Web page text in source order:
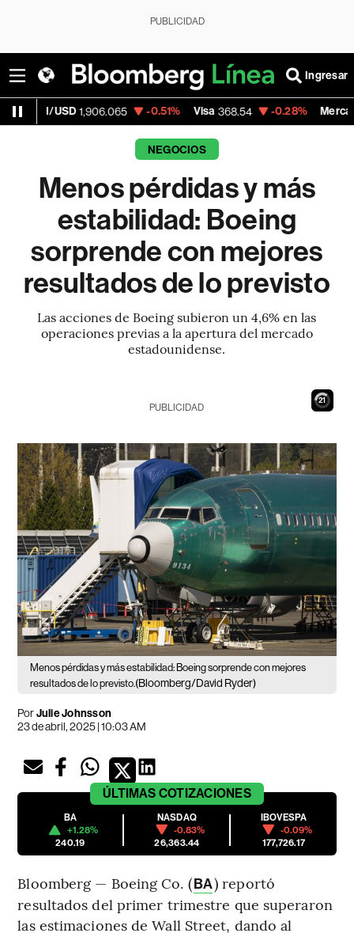
PUBLICIDAD
Ingresar
1,906.065 -0.51% Visa 368.54 -0.28% MercadoLibre
NEGOCIOS
Menos pérdidas y más
estabilidad: Boeing
sorprende con mejores
resultados de lo previsto
Las acciones de Boeing subieron un 4,6% en las
operaciones previas a la apertura del mercado
estadounidense.
20
PUBLICIDAD
Menos pérdidas y más estabilidad: Boeing sorprende con mejores
resultados de lo previsto.(Bloomberg/David Ryder)
PorJulie Johnsson
23 de abril, 2025 | 10:03 AM
ÚLTIMAS COTIZACIONES
BA
+1.28%
240.19
NASDAQ
-0.83%
26,363.44
IBOVESPA
-0.09%
177,726.17
Bloomberg — Boeing Co. (BA) reportó
resultados del primer trimestre que superaron
las estimaciones de Wall Street, dando al